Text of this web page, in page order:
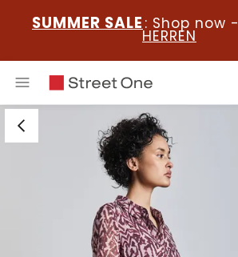
SUMMER SALE : Shop now -
HERREN